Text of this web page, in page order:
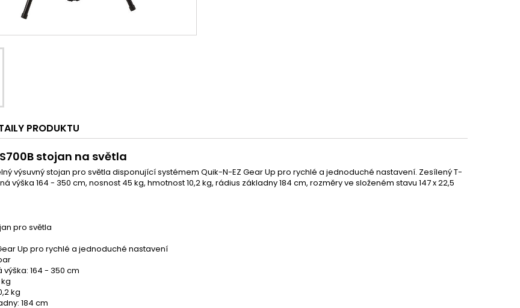
PRODUKTU
stojan na světla
výsuvný stojan pro světla disponující systémem Quik-N-EZ Gear Up pro rychlé a jednoduché nastavení. Zesílený T-
výška 164 - 350 cm, nosnost 45 kg, hmotnost 10,2 kg, rádius základny 184 cm, rozměry ve složeném stavu 147 x 22,5
pro světla
Up pro rychlé a jednoduché nastavení
164 - 350 cm
kg
184 cm